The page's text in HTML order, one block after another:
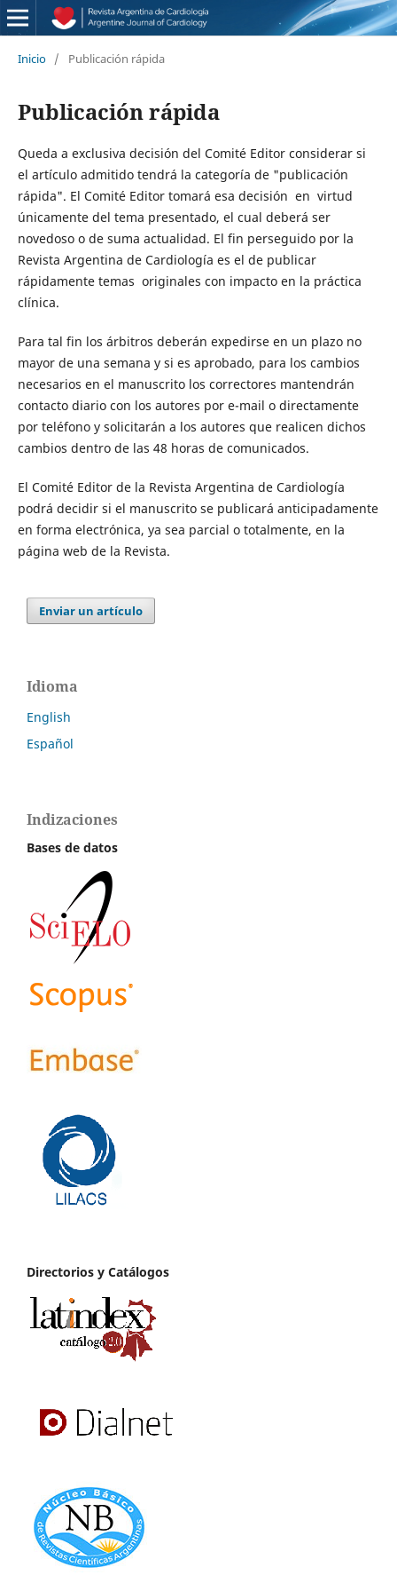
Inicio / Publicación rápida
Publicación rápida
Queda a exclusiva decisión del Comité Editor considerar si
el artículo admitido tendrá la categoría de "publicación
rápida". El Comité Editor tomará esa decisión en virtud
únicamente del tema presentado, el cual deberá ser
novedoso o de suma actualidad. El fin perseguido por la
Revista Argentina de Cardiología es el de publicar
rápidamente temas originales con impacto en la práctica
clínica.
Para tal fin los árbitros deberán expedirse en un plazo no
mayor de una semana y si es aprobado, para los cambios
necesarios en el manuscrito los correctores mantendrán
contacto diario con los autores por e-mail o directamente
por teléfono y solicitarán a los autores que realicen dichos
cambios dentro de las 48 horas de comunicados.
El Comité Editor de la Revista Argentina de Cardiología
podrá decidir si el manuscrito se publicará anticipadamente
en forma electrónica, ya sea parcial o totalmente, en la
página web de la Revista.
Enviar un artículo
Idioma
English
Español
Indizaciones
Bases de datos
Directorios y Catálogos